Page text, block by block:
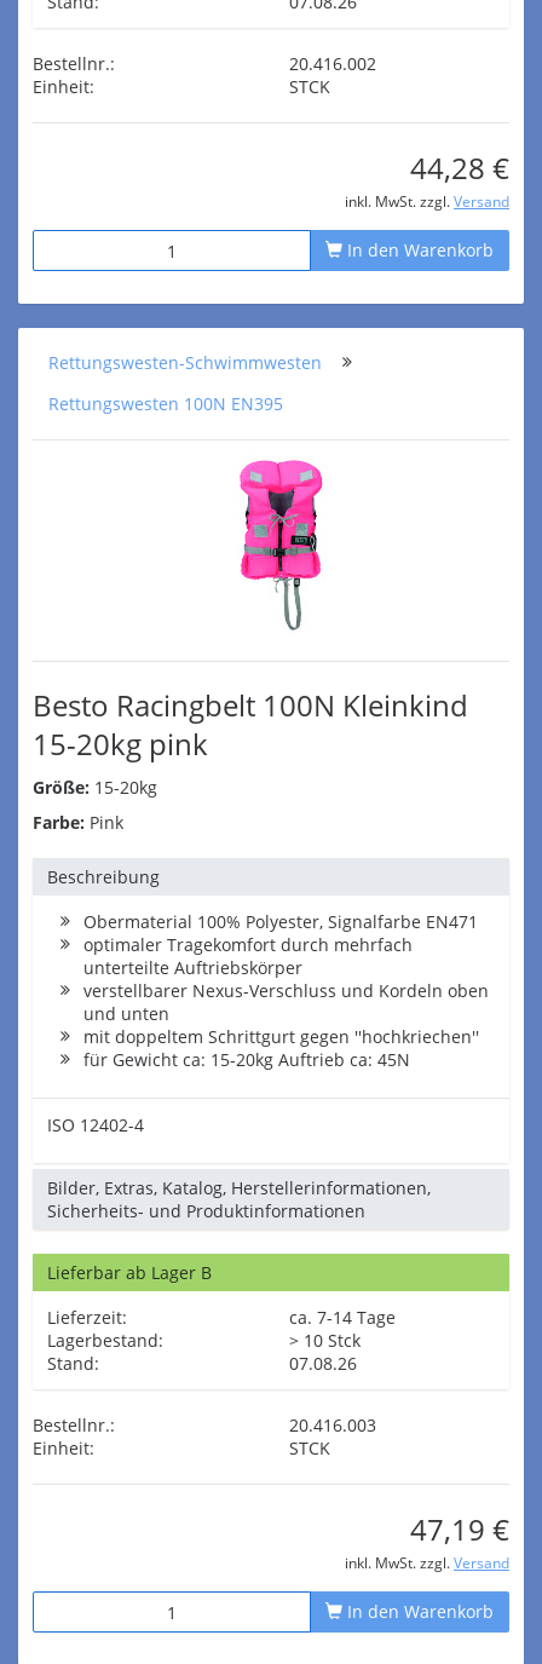
Bestellnr.:
20.416.002
Einheit:
STCK
44,28 €
inkl. MwSt. zzgl. Versand
In den Warenkorb
Rettungswesten-Schwimmwesten
Rettungswesten 100N EN395
Besto Racingbelt 100N Kleinkind
15-20kg pink
Größe: 15-20kg
Farbe: Pink
Beschreibung
Obermaterial 100% Polyester, Signalfarbe EN471
optimaler Tragekomfort durch mehrfach
unterteilte Auftriebskörper
verstellbarer Nexus-Verschluss und Kordeln oben
und unten
mit doppeltem Schrittgurt gegen ''hochkriechen''
für Gewicht ca: 15-20kg Auftrieb ca: 45N
ISO 12402-4
Bilder, Extras, Katalog, Herstellerinformationen,
Sicherheits- und Produktinformationen
Lieferbar ab Lager B
Lieferzeit:
ca. 7-14 Tage
Lagerbestand:
> 10 Stck
Stand:
07.08.26
Bestellnr.:
20.416.003
Einheit:
STCK
47,19 €
inkl. MwSt. zzgl. Versand
In den Warenkorb